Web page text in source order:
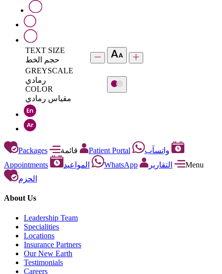
TEXT SIZE
حجم الخط
GREYSCALE
رمادي
COLOR
مقياس رمادي
Packages Patient Portal
واتسآب
Appointments
المواعيد WhatsApp التقارير
Menu
الحزم
About Us
Leadership Team
Specialities
Locations
Insurance Partners
Our New Earth
Testimonials
Careers